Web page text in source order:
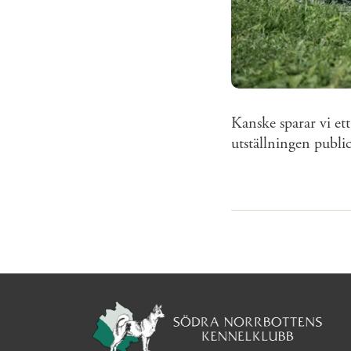
Kanske sparar vi
utställningen
Sidinformation och
Köpa hund startsida